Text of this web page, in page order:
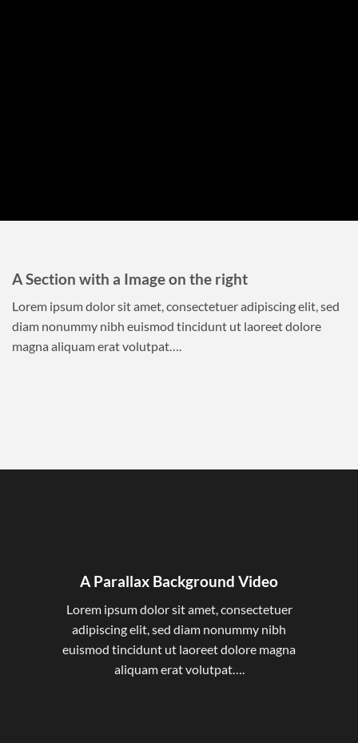
A Section with a Image on the right
Lorem ipsum dolor sit amet, consectetuer adipiscing elit, sed
diam nonummy nibh euismod tincidunt ut laoreet dolore
magna aliquam erat volutpat….
A Parallax Background Video
Lorem ipsum dolor sit amet, consectetuer
adipiscing elit, sed diam nonummy nibh
euismod tincidunt ut laoreet dolore magna
aliquam erat volutpat….